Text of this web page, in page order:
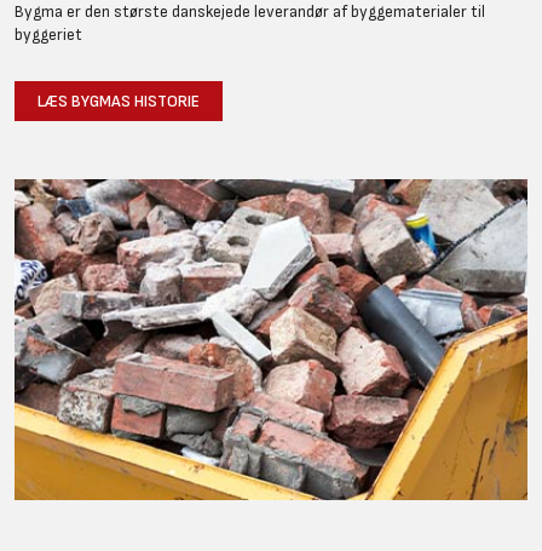
Bygma er den største danskejede leverandør af byggematerialer til
byggeriet
LÆS BYGMAS HISTORIE